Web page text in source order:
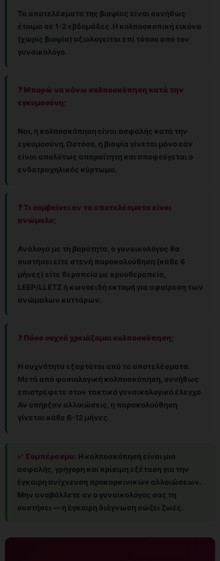
Τα αποτελέσματα της βιοψίας είναι συνήθως
έτοιμα σε 1-2 εβδομάδες. Η κολποσκοπική εικόνα
(χωρίς βιοψία) αξιολογείται επί τόπου από τον
γυναικολόγο.
❓ Μπορώ να κάνω κολποσκόπηση κατά την
εγκυμοσύνη;
Ναι, η κολποσκόπηση είναι ασφαλής κατά την
εγκυμοσύνη. Ωστόσο, η βιοψία γίνεται μόνο εάν
είναι απολύτως απαραίτητη και αποφεύγεται ο
ενδοτραχηλικός κύρτωμα.
❓ Τι συμβαίνει αν τα αποτελέσματα είναι
ανώμαλα;
Ανάλογα με τη βαρύτητα, ο γυναικολόγος θα
συστήσει είτε στενή παρακολούθηση (κάθε 6
μήνες) είτε θεραπεία με κρυοθεραπεία,
LEEP/LLETZ ή κωνοειδή εκτομή για αφαίρεση των
ανώμαλων κυττάρων.
❓ Πόσο συχνά χρειάζομαι κολποσκόπηση;
Η συχνότητα εξαρτάται από τα αποτελέσματα.
Μετά από φυσιολογική κολποσκόπηση, συνήθως
επιστρέφετε στον τακτικό γυναικολογικό έλεγχο.
Αν υπήρξαν αλλοιώσεις, η παρακολούθηση
γίνεται κάθε 6-12 μήνες.
✅ Συμπέρασμα: Η κολποσκόπηση είναι μια
ασφαλής, γρήγορη και κρίσιμη εξέταση για την
έγκαιρη ανίχνευση προκαρκινικών αλλοιώσεων.
Μην αναβάλλετε αν ο γυναικολόγος σας τη
συστήσει — η έγκαιρη διάγνωση σώζει ζωές.